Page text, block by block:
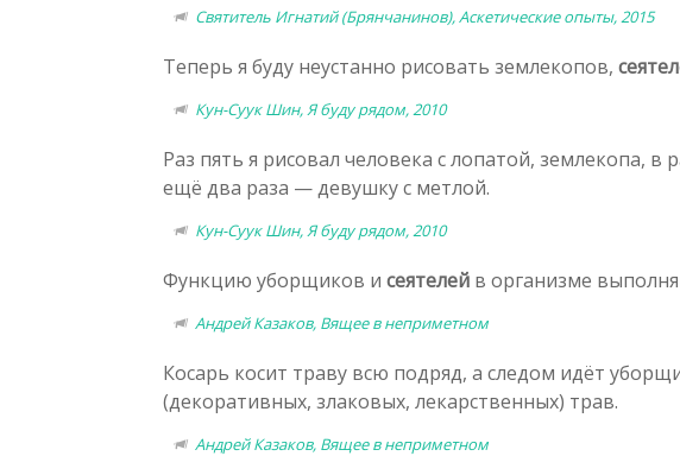
Святитель Игнатий (Брянчанинов), Аскетические опыты, 2015
Теперь я буду неустанно рисовать землекопов,
Кун-Суук Шин, Я буду рядом, 2010
Раз пять я рисовал человека с лопатой, землекопа,
ещё два раза — девушку с метлой.
Кун-Суук Шин, Я буду рядом, 2010
Функцию уборщиков и сеятелей в организме
Андрей Казаков, Вящее в неприметном
Косарь косит траву всю подряд, а следом идёт
(декоративных, злаковых, лекарственных) трав.
Андрей Казаков, Вящее в неприметном